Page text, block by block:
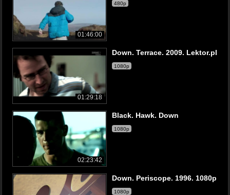
01:46:00
480p
01:29:18
Down. Terrace. 2009. Lektor.pl
1080p
02:23:42
Black. Hawk. Down
1080p
Down. Periscope. 1996. 1080p
1080p